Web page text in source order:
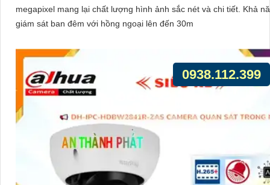
megapixel mang lại chất lượng hình ảnh sắc nét và chi tiết. Khả năng
giám sát ban đêm với hồng ngoại lên đến 30m
0938.112.399